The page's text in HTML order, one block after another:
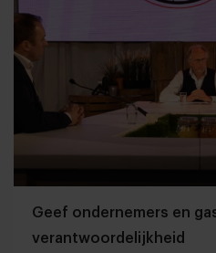
Geef ondernemers en
verantwoordelijkheid